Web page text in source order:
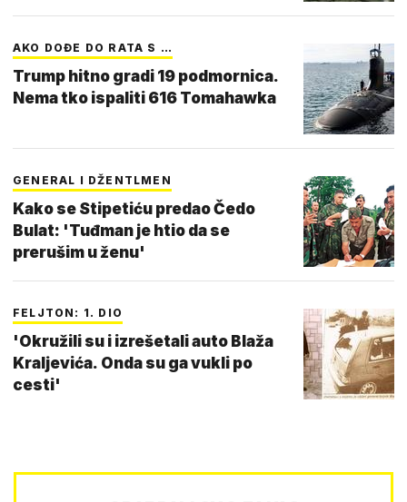
AKO DOĐE DO RATA S …
Trump hitno gradi 19 podmornica.
Nema tko ispaliti 616 Tomahawka
GENERAL I DŽENTLMEN
Kako se Stipetiću predao Čedo
Bulat: 'Tuđman je htio da se
prerušim u ženu'
FELJTON: 1. DIO
'Okružili su i izrešetali auto Blaža
Kraljevića. Onda su ga vukli po
cesti'